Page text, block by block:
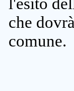
che
comune.